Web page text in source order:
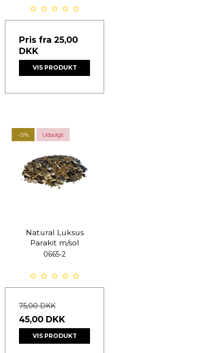
Pris fra 25,00
DKK
VIS PRODUKT
-0% Udsolgt
Natural Luksus
Parakit m/sol
0665-2
75,00 DKK
45,00 DKK
VIS PRODUKT